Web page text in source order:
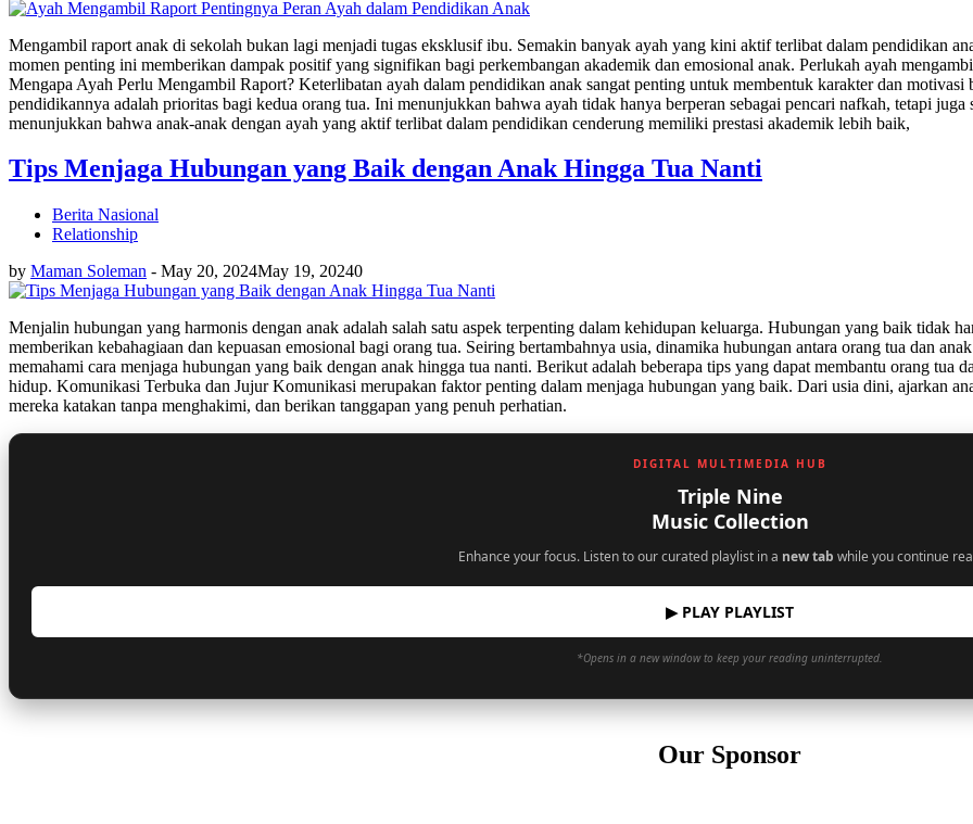
Mengambil raport anak di sekolah bukan lagi menjadi tugas eksklusif ibu. Semakin banyak ayah yang kini aktif terlibat dalam pendidikan
momen penting ini memberikan dampak positif yang signifikan bagi perkembangan akademik dan emosional anak. Perlukah ayah
Mengapa Ayah Perlu Mengambil Raport? Keterlibatan ayah dalam pendidikan anak sangat penting untuk membentuk karakter dan
pendidikannya adalah prioritas bagi kedua orang tua. Ini menunjukkan bahwa ayah tidak hanya berperan sebagai pencari nafkah, tetapi
menunjukkan bahwa anak-anak dengan ayah yang aktif terlibat dalam pendidikan cenderung memiliki prestasi akademik lebih baik,
Tips Menjaga Hubungan yang Baik dengan Anak Hingga Tua Nanti
Berita Nasional
Relationship
by Maman Soleman - May 20, 2024May 19, 20240
Menjalin hubungan yang harmonis dengan anak adalah salah satu aspek terpenting dalam kehidupan keluarga. Hubungan yang baik tidak
memberikan kebahagiaan dan kepuasan emosional bagi orang tua. Seiring bertambahnya usia, dinamika hubungan antara orang tua dan
memahami cara menjaga hubungan yang baik dengan anak hingga tua nanti. Berikut adalah beberapa tips yang dapat membantu orang tua
hidup. Komunikasi Terbuka dan Jujur Komunikasi merupakan faktor penting dalam menjaga hubungan yang baik. Dari usia dini, ajarkan
mereka katakan tanpa menghakimi, dan berikan tanggapan yang penuh perhatian.
DIGITAL MULTIMEDIA HUB
Triple Nine
Music Collection
Enhance your focus. Listen to our curated playlist in a new tab while you continue
▶ PLAY PLAYLIST
*Opens in a new window to keep your reading uninterrupted.
Our Sponsor